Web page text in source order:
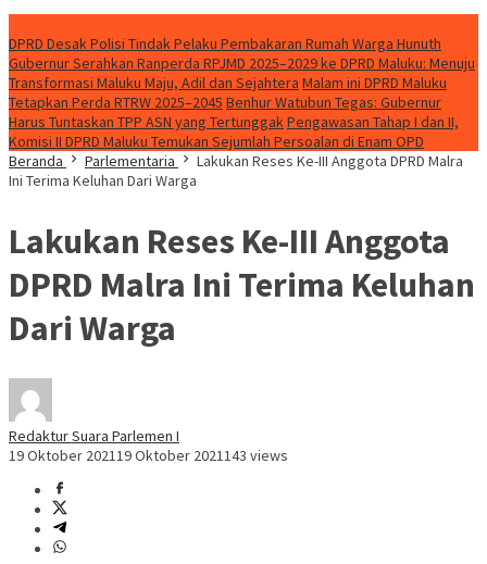
DPRD Desak Polisi Tindak Pelaku Pembakaran Rumah Warga Hunuth
Gubernur Serahkan Ranperda RPJMD 2025–2029 ke DPRD Maluku: Menuju
Transformasi Maluku Maju, Adil dan Sejahtera Malam ini DPRD Maluku
Tetapkan Perda RTRW 2025–2045 Benhur Watubun Tegas: Gubernur
Harus Tuntaskan TPP ASN yang TertunggakPengawasan Tahap I dan II,
Komisi II DPRD Maluku Temukan Sejumlah Persoalan di Enam OPD
Beranda
Parlementaria
Lakukan Reses Ke-III Anggota DPRD Malra
Ini Terima Keluhan Dari Warga
Lakukan Reses Ke-III Anggota
DPRD Malra Ini Terima Keluhan
Dari Warga
Redaktur Suara Parlemen I
19 Oktober 202119 Oktober 2021143 views